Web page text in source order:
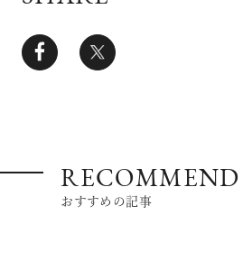
RECOMMEND
おすすめの記事